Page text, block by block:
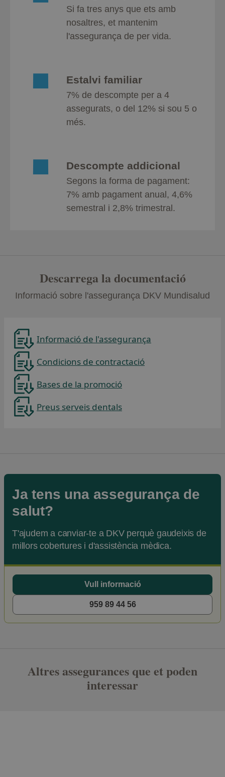
Si fa tres anys que ets amb
nosaltres, et mantenim
l'assegurança de per vida.
Estalvi familiar
7% de descompte per a 4
assegurats, o del 12% si sou 5 o
més.
Descompte addicional
Segons la forma de pagament:
7% amb pagament anual, 4,6%
semestral i 2,8% trimestral.
Descarrega la documentació
Informació sobre l'assegurança DKV Mundisalud
Informació de l'assegurança
Condicions de contractació
Bases de la promoció
Preus serveis dentals
Ja tens una assegurança de
salut?
T'ajudem a canviar-te a DKV perquè gaudeixis de
millors cobertures i d'assistència mèdica.
Vull informació
959 89 44 56
Altres assegurances que et poden
interessar